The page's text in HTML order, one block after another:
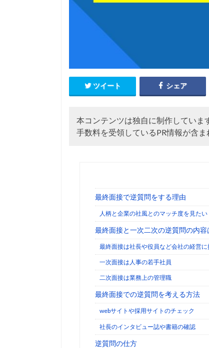
ツイート シェア
本コンテンツは独自に制作していま
手数料を受領しているPR情報が含ま
最終面接で逆質問をする理由
人柄と企業の社風とのマッチ度を見たい
最終面接と一次二次の逆質問の内容
最終面接は社長や役員など会社の経営
一次面接は人事の若手社員
二次面接は業務上の管理職
最終面接での逆質問を考える方法
webサイトや採用サイトのチェック
社長のインタビュー誌や書籍の確認
逆質問の仕方